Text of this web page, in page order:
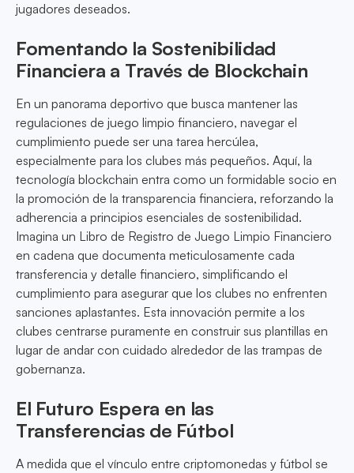
jugadores deseados.
Fomentando la Sostenibilidad
Financiera a Través de Blockchain
En un panorama deportivo que busca mantener las
regulaciones de juego limpio financiero, navegar el
cumplimiento puede ser una tarea hercúlea,
especialmente para los clubes más pequeños. Aquí, la
tecnología blockchain entra como un formidable socio en
la promoción de la transparencia financiera, reforzando la
adherencia a principios esenciales de sostenibilidad.
Imagina un Libro de Registro de Juego Limpio Financiero
en cadena que documenta meticulosamente cada
transferencia y detalle financiero, simplificando el
cumplimiento para asegurar que los clubes no enfrenten
sanciones aplastantes. Esta innovación permite a los
clubes centrarse puramente en construir sus plantillas en
lugar de andar con cuidado alrededor de las trampas de
gobernanza.
El Futuro Espera en las
Transferencias de Fútbol
A medida que el vínculo entre criptomonedas y fútbol se